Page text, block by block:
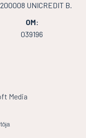
UNICREDIT B.
OM:
039196
Media